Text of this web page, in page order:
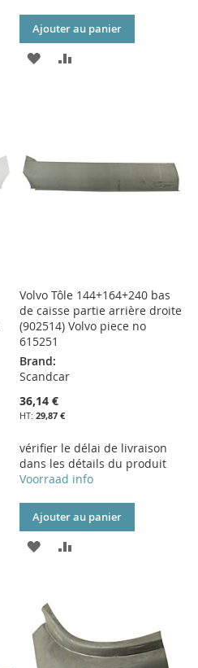
Ajouter au panier
AJOUTER
Volvo Tôle 144+164+240 bas
de caisse partie arrière droite
(902514) Volvo piece no
615251
Brand:
Scandcar
36,14 €
29,87 €
vérifier le délai de livraison
dans les détails du produit
Voorraad info
Ajouter au panier
AJOUTER
MA
LISTE
D’ENVIE